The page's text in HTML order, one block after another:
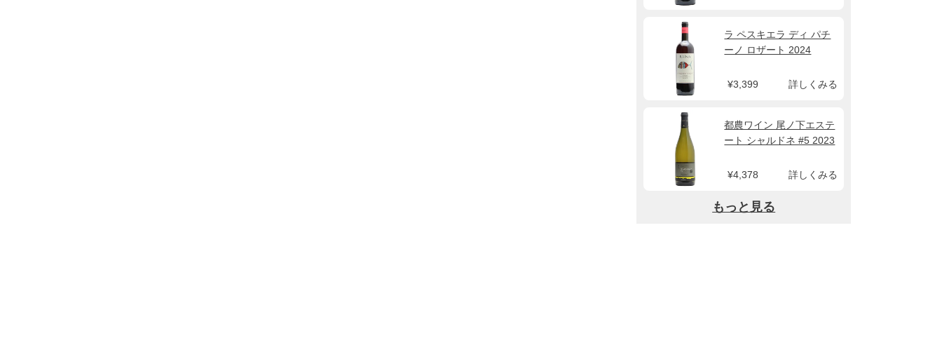
ラ ペスキエラ ディ パチ
ーノ ロザート 2024
¥3,399 詳しくみる
都農ワイン 尾ノ下エステ
ート シャルドネ #5 2023
¥4,378 詳しくみる
もっと見る